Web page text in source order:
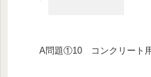
A問題①10 コンクリート